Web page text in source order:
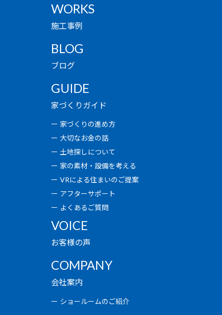
WORKS
施工事例
BLOG
ブログ
GUIDE
家づくりガイド
家づくりの進め方
大切なお金の話
土地探しについて
家の素材・設備を考える
VRによる住まいのご提案
アフターサポート
よくあるご質問
VOICE
お客様の声
COMPANY
会社案内
ショールームのご紹介